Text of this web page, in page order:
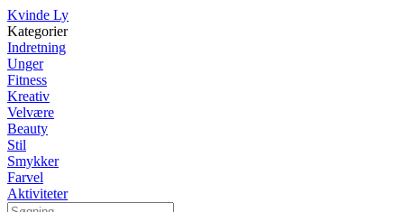
Kvinde Ly
Kategorier
Indretning
Unger
Fitness
Kreativ
Velvære
Beauty
Stil
Smykker
Farvel
Aktiviteter